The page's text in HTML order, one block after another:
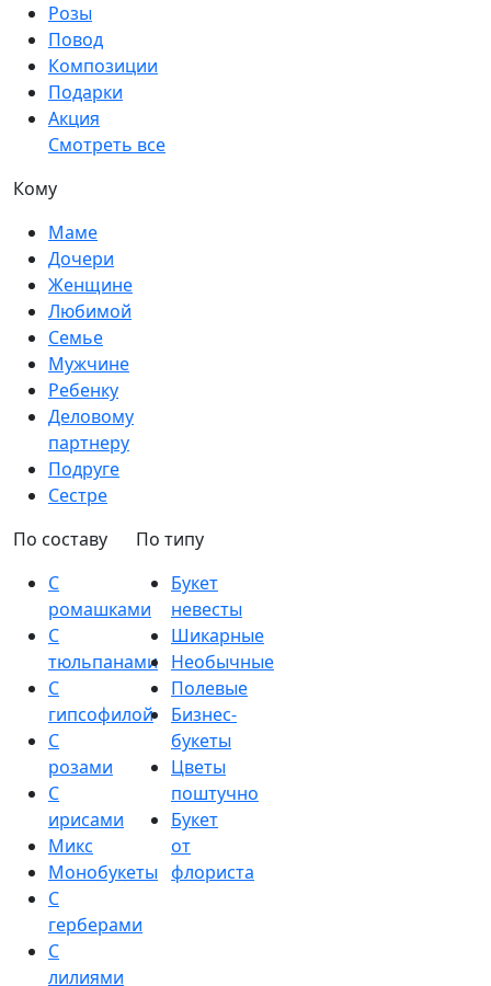
Розы
Повод
Композиции
Подарки
Акция
Смотреть все
Кому
Маме
Дочери
Женщине
Любимой
Семье
Мужчине
Ребенку
Деловому
партнеру
Подруге
Сестре
По составу
С
ромашками
С
тюльпанами
С
гипсофилой
С
розами
С
ирисами
Микс
Монобукеты
С
герберами
С
лилиями
По типу
Букет
невесты
Шикарные
Необычные
Полевые
Бизнес-
букеты
Цветы
поштучно
Букет
от
флориста